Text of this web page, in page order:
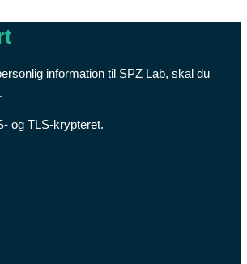
information til SPZ Lab, skal du
.
og TLS-krypteret.